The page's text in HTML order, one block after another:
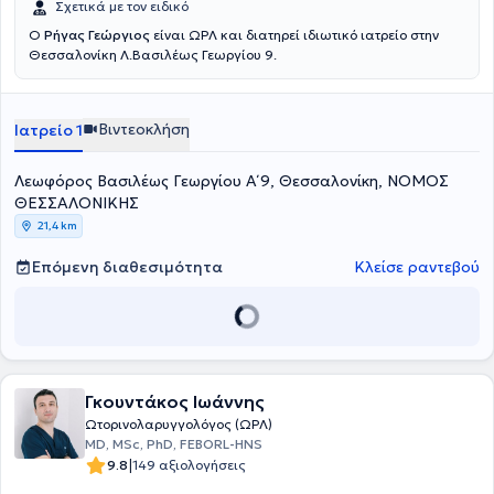
Σχετικά με τον ειδικό
Ο Ρήγας Γεώργιος είναι ΩΡΛ και διατηρεί ιδιωτικό ιατρείο στην
Θεσσαλονίκη Λ.Βασιλέως Γεωργίου 9.
Ιατρείο 1 Βιντεοκλήση
Λεωφόρος Βασιλέως Γεωργίου Α΄ 9, Θεσσαλονίκη, ΝΟΜΟΣ
ΘΕΣΣΑΛΟΝΙΚΗΣ
21,4 km
Επόμενη διαθεσιμότητα Κλείσε ραντεβού
Γκουντάκος Ιωάννης
Ωτορινολαρυγγολόγος (ΩΡΛ)
MD, MSc, PhD, FEBORL-HNS
9.8|149 αξιολογήσεις